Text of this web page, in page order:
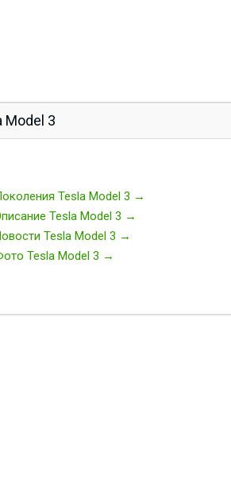
Model 3
Tesla Model 3 →
Tesla Model 3 →
Tesla Model 3 →
Tesla Model 3 →